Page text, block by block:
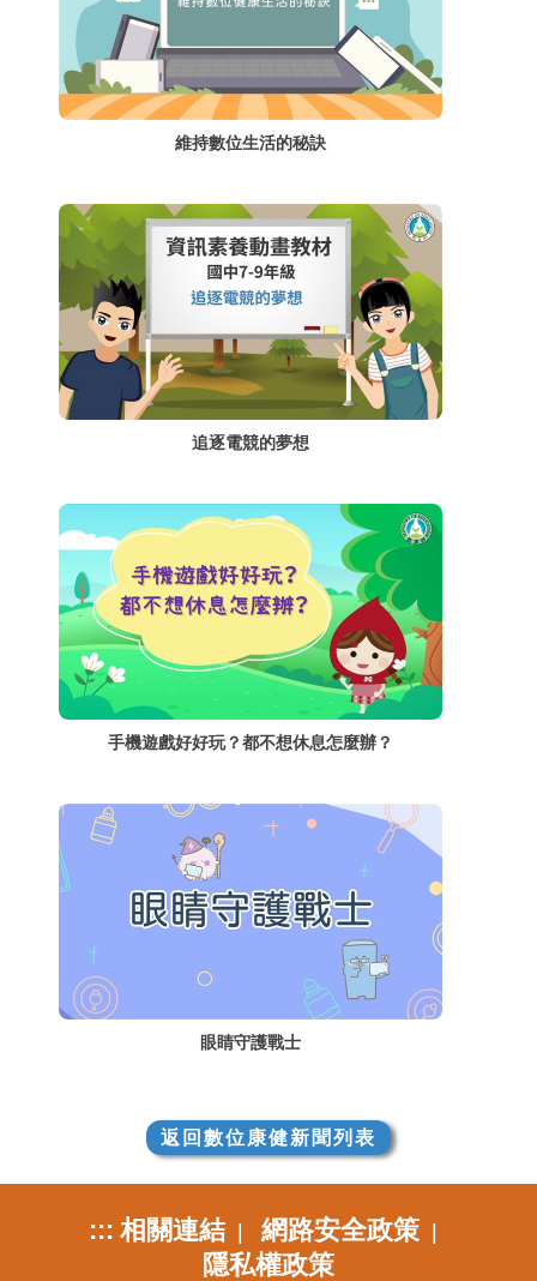
維持數位生活的秘訣
追逐電競的夢想
手機遊戲好好玩？都不想休息怎麼辦？
眼睛守護戰士
返回數位康健新聞列表
::: 相關連結| 網路安全政策|
隱私權政策